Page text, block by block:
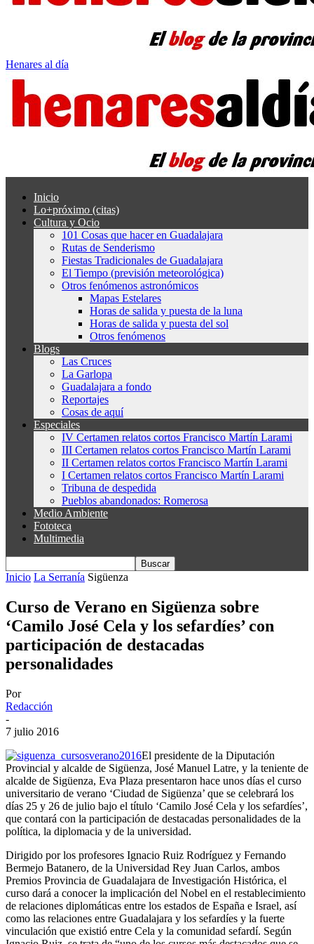
Henares al día
Inicio
Lo+próximo (citas)
Cultura y Ocio
101 Cosas que hacer en Guadalajara
Rutas de Senderismo
Fiestas Tradicionales de Guadalajara
El Tiempo (previsión meteorológica)
Otros fenómenos astronómicos
Mapas Estelares
Horas de salida y puesta de la luna
Horas de salida y puesta del sol
Otros fenómenos
Blogs
Las Cruces
La Garlopa
Guadalajara a fondo
Reportajes
Cosas de aquí
Especiales
IV Certamen relatos cortos Francisco Martín Larami
III Certamen relatos cortos Francisco Martín Larami
II Certamen relatos cortos Francisco Martín Larami
I Certamen relatos cortos Francisco Martín Larami
Tribuna de despedida
Pueblos abandonados: Romerosa
Medio Ambiente
Fototeca
Multimedia
Inicio La Serranía Sigüenza
Curso de Verano en Sigüenza sobre
‘Camilo José Cela y los sefardíes’ con
participación de destacadas
personalidades
Por
Redacción
-
7 julio 2016
El presidente de la Diputación
Provincial y alcalde de Sigüenza, José Manuel Latre, y la teniente de
alcalde de Sigüenza, Eva Plaza presentaron hace unos días el curso
universitario de verano ‘Ciudad de Sigüenza’ que se celebrará los
días 25 y 26 de julio bajo el título ‘Camilo José Cela y los sefardíes’,
que contará con la participación de destacadas personalidades de la
política, la diplomacia y de la universidad.
Dirigido por los profesores Ignacio Ruiz Rodríguez y Fernando
Bermejo Batanero, de la Universidad Rey Juan Carlos, ambos
Premios Provincia de Guadalajara de Investigación Histórica, el
curso dará a conocer la implicación del Nobel en el restablecimiento
de relaciones diplomáticas entre los estados de España e Israel, así
como las relaciones entre Guadalajara y los sefardíes y la fuerte
vinculación que existió entre Cela y la comunidad sefardí. Según